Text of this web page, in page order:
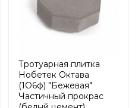
Тротуарная плитка
Нобетек Октава
(1О6ф) "Бежевая"
Частичный прокрас